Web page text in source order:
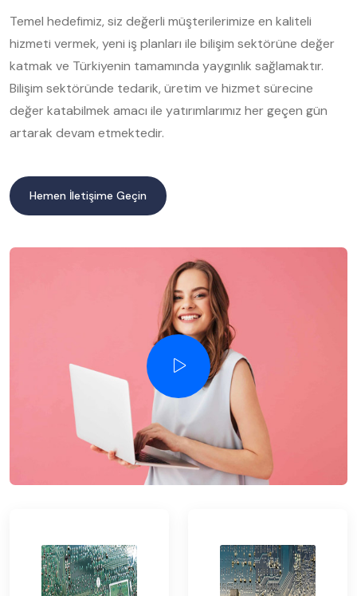
Temel hedefimiz, siz değerli müşterilerimize en kaliteli
hizmeti vermek, yeni iş planları ile bilişim sektörüne değer
katmak ve Türkiyenin tamamında yaygınlık sağlamaktır.
Bilişim sektöründe tedarik, üretim ve hizmet sürecine
değer katabilmek amacı ile yatırımlarımız her geçen gün
artarak devam etmektedir.
Hemen İletişime Geçin